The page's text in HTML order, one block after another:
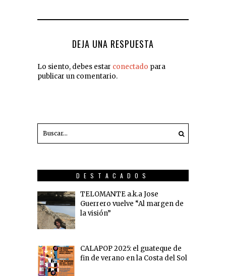
DEJA UNA RESPUESTA
Lo siento, debes estar conectado para
publicar un comentario.
DESTACADOS
TELOMANTE a.k.a Jose
Guerrero vuelve “Al margen de
la visión”
CALAPOP 2025: el guateque de
fin de verano en la Costa del Sol